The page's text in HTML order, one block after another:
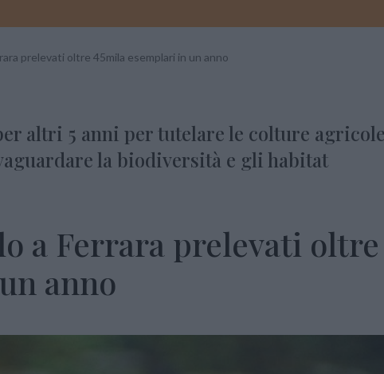
prelevati oltre 45mila esemplari in un anno
altri 5 anni per tutelare le colture
la biodiversità e gli habitat
a Ferrara prelevati oltre
anno